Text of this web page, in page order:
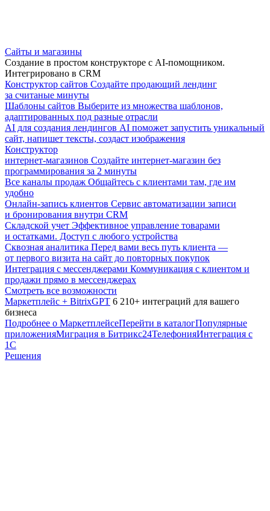
Сайты и магазины
Создание в простом конструкторе с AI-помощником.
Интегрировано в CRM
Конструктор сайтов Создайте продающий лендинг
за считаные минуты
Шаблоны сайтов Выберите из множества шаблонов,
адаптированных под разные отрасли
AI для создания лендингов AI поможет запустить уникальный
сайт, напишет тексты, создаст изображения
Конструктор
интернет-магазинов Создайте интернет-магазин без
программирования за 2 минуты
Все каналы продаж Общайтесь с клиентами там, где им
удобно
Онлайн-запись клиентов Сервис автоматизации записи
и бронирования внутри CRM
Складской учет Эффективное управление товарами
и остатками. Доступ с любого устройства
Сквозная аналитика Перед вами весь путь клиента —
от первого визита на сайт до повторных покупок
Интеграция с мессенджерами Коммуникация с клиентом и
продажи прямо в мессенджерах
Смотреть все возможности
Маркетплейс + BitrixGPT 6 210+ интеграций для вашего
бизнеса
Подробнее о МаркетплейсеПерейти в каталогПопулярные
приложенияМиграция в Битрикс24ТелефонияИнтеграция с
1С
Решения